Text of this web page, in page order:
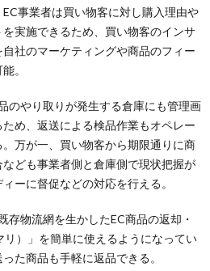
事業者は買い物客に対し購入理由や
実施できるため、買い物客のインサ
社のマーケティングや商品のフィー
。
のやり取りが発生する倉庫にも管理画
め、返送による検品作業もオペレー
万が一、買い物客から期限通りに商
ども事業者側と倉庫側で現状把握が
ーに督促などの対応を行える。
存物流網を生かしたEC商品の返却・
）」を簡単に使えるようになってい
た商品も手軽に返品できる。